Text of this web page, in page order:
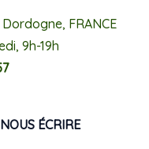
FRANCE
9h-19h
NOUS ÉCRIRE